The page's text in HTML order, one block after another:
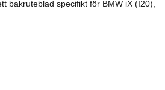
bakruteblad specifikt för BMW iX (I20),